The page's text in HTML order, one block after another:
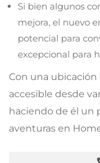
Si bien algunos
mejora, el nuevo
potencial para
excepcional para
Con una ubicación
accesible desde
haciendo de él un
aventuras en